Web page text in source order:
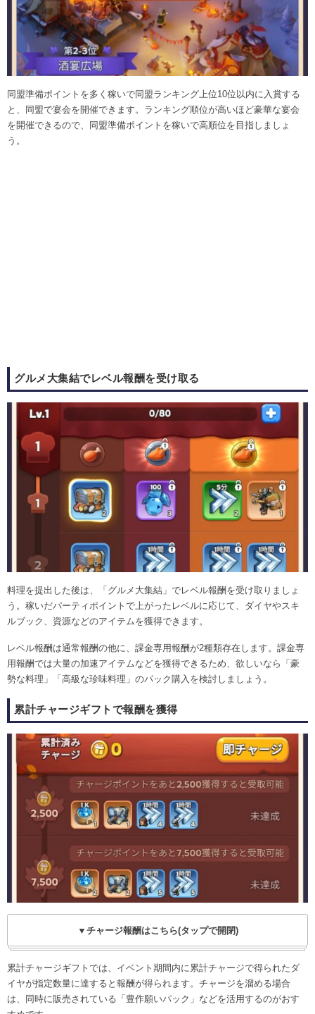
同盟準備ポイントを多く稼いで同盟ランキング上位10位以内に入賞する
と、同盟で宴会を開催できます。ランキング順位が高いほど豪華な宴会
を開催できるので、同盟準備ポイントを稼いで高順位を目指しましょ
う。
グルメ大集結でレベル報酬を受け取る
料理を提出した後は、「グルメ大集結」でレベル報酬を受け取りましょ
う。稼いだパーティポイントで上がったレベルに応じて、ダイヤやスキ
ルブック、資源などのアイテムを獲得できます。
レベル報酬は通常報酬の他に、課金専用報酬が2種類存在します。課金専
用報酬では大量の加速アイテムなどを獲得できるため、欲しいなら「豪
勢な料理」「高級な珍味料理」のパック購入を検討しましょう。
累計チャージギフトで報酬を獲得
▼チャージ報酬はこちら(タップで開閉)
累計チャージギフトでは、イベント期間内に累計チャージで得られたダ
イヤが指定数量に達すると報酬が得られます。チャージを溜める場合
は、同時に販売されている「豊作願いパック」などを活用するのがおす